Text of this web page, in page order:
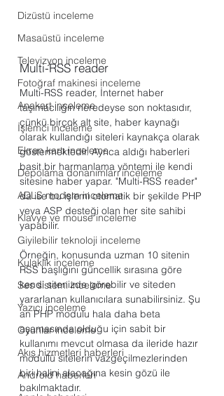
Dizüstü inceleme
Masaüstü inceleme
Televizyon inceleme
Fotoğraf makinesi inceleme
Anakart inceleme
İşlemci inceleme
Ekran kartı inceleme
Depolama donanımları inceleme
ADLS modem inceleme
Klavye ve mouse inceleme
Giyilebilir teknoloji inceleme
Kulaklık inceleme
Ses sistemi inceleme
Yazıcı inceleme
Oyunlar inceleme
Akış hizmetleri haberleri
Android haberleri
Multi-RSS reader
Multi-RSS reader, İnternet haber
taşımacılığın neredeyse son noktasıdır,
çünkü birçok alt site, haber kaynağı
olarak kullandığı siteleri kaynakça olarak
göstermektedir. Ayrıca aldığı haberleri
basit bir harmanlama yöntemi ile kendi
sitesine haber yapar. "Multi-RSS reader"
da ise bu işlemi otomatik bir şekilde PHP
veya ASP desteği olan her site sahibi
yapabilir.
Örneğin, konusunda uzman 10 sitenin
RSS başlığını güncellik sırasına göre
kendi sitenizde görebilir ve siteden
yararlanan kullanıcılara sunabilirsiniz. Şu
an PHP modulu hala daha beta
aşamasında olduğu için sabit bir
kullanımı mevcut olmasa da ileride hazır
modullü sitelerin vazgeçilmezlerinden
biri halini alacağına kesin gözü ile
bakılmaktadır.